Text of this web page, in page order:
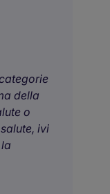
della
o
ivi